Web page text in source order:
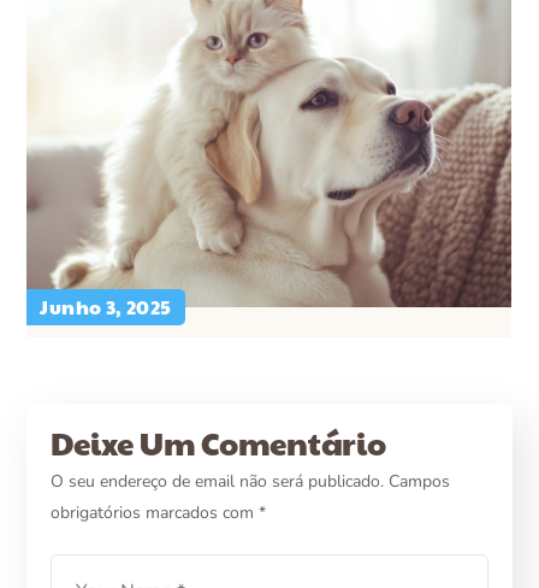
Junho 3, 2025
Como Introduzir um Novo
Animal de Estimação na
Família
Deixe Um Comentário
O seu endereço de email não será publicado. Campos
obrigatórios marcados com*